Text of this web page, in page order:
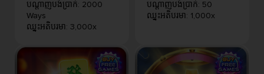
បណ្តាញបង់ប្រាក់: 2000
Ways
ឈ្នះអតិបរមា : 3,000x
បណ្តាញបង់ប្រាក់: 50
ឈ្នះអតិបរមា : 1,000x